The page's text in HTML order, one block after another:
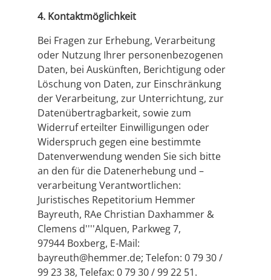
4. Kontaktmöglichkeit
Bei Fragen zur Erhebung, Verarbeitung
oder Nutzung Ihrer personenbezogenen
Daten, bei Auskünften, Berichtigung oder
Löschung von Daten, zur Einschränkung
der Verarbeitung, zur Unterrichtung, zur
Datenübertragbarkeit, sowie zum
Widerruf erteilter Einwilligungen oder
Widerspruch gegen eine bestimmte
Datenverwendung wenden Sie sich bitte
an den für die Datenerhebung und –
verarbeitung Verantwortlichen:
Juristisches Repetitorium Hemmer
Bayreuth, RAe Christian Daxhammer &
Clemens d''''Alquen, Parkweg 7,
97944 Boxberg, E-Mail:
bayreuth@hemmer.de; Telefon: 0 79 30 /
99 23 38, Telefax: 0 79 30 / 99 22 51.